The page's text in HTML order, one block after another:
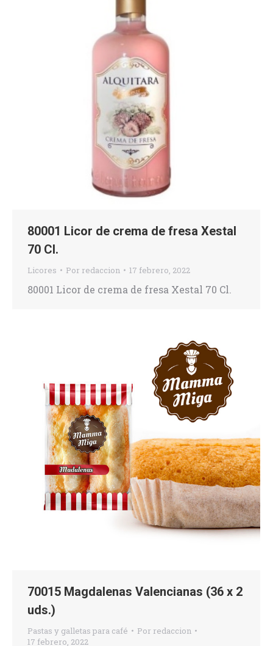
80001 Licor de crema de fresa Xestal
70 Cl.
Licores Por redaccion 17 febrero, 2022
80001 Licor de crema de fresa Xestal 70 Cl.
70015 Magdalenas Valencianas (36 x 2
uds.)
Pastas y galletas para café Por redaccion
17 febrero, 2022